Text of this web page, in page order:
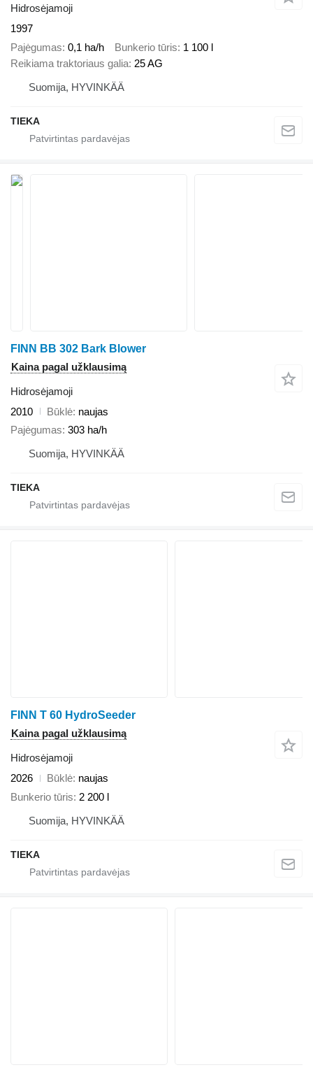
Hidrosėjamoji
1997
Pajėgumas 0,1 ha/h Bunkerio tūris 1 100 l
Reikiama traktoriaus galia 25 AG
Suomija, HYVINKÄÄ
TIEKA
FINN BB 302 Bark Blower
Kaina pagal užklausimą
Hidrosėjamoji
2010
Būklė naujas
Pajėgumas 303 ha/h
Suomija, HYVINKÄÄ
TIEKA
FINN T 60 HydroSeeder
Kaina pagal užklausimą
Hidrosėjamoji
2026
Būklė naujas
Bunkerio tūris 2 200 l
Suomija, HYVINKÄÄ
TIEKA